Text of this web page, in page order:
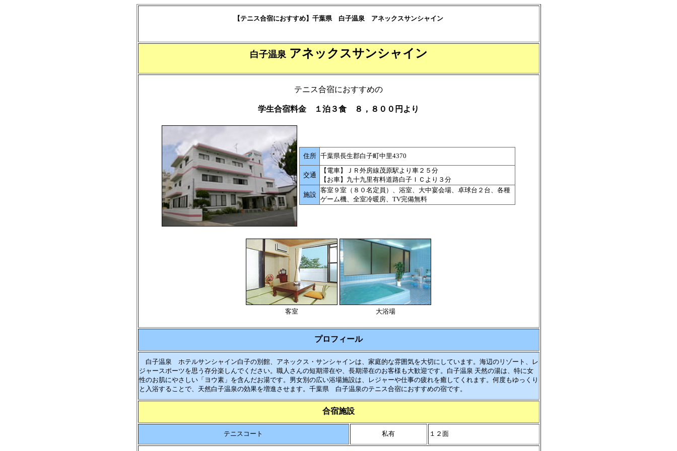
【テニス合宿におすすめ】千葉県 白子温泉 アネックスサンシャイン
白子温泉 アネックスサンシャイン
テニス合宿におすすめの
学生合宿料金 １泊３食 ８，８００円より
住所 千葉県長生郡白子町中里4370
交通
【電車】ＪＲ外房線茂原駅より車２５分
【お車】九十九里有料道路白子ＩＣより３分
施設
客室９室（８０名定員）、浴室、大中宴会場、卓球台２台、各種
ゲーム機、全室冷暖房、TV完備無料
客室 大浴場
プロフィール
白子温泉 ホテルサンシャイン白子の別館、アネックス・サンシャインは、家庭的な雰囲気を大切にしています。海辺のリゾート、レ
ジャースポーツを思う存分楽しんでください。職人さんの短期滞在や、長期滞在のお客様も大歓迎です。白子温泉 天然の湯は、特に女
性のお肌にやさしい「ヨウ素」を含んだお湯です。男女別の広い浴場施設は、レジャーや仕事の疲れを癒してくれます。何度もゆっくり
と入浴することで、天然白子温泉の効果を増進させます。千葉県 白子温泉のテニス合宿におすすめの宿です。
合宿施設
テニスコート 私有 １２面